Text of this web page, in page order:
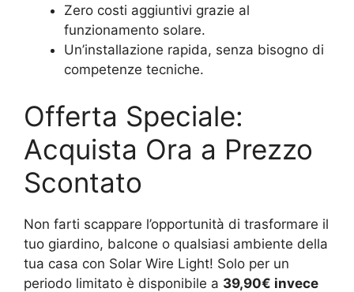
Zero costi aggiuntivi grazie al
funzionamento solare.
Un’installazione rapida, senza bisogno di
competenze tecniche.
Offerta Speciale:
Acquista Ora a Prezzo
Scontato
Non farti scappare l’opportunità di trasformare il
tuo giardino, balcone o qualsiasi ambiente della
tua casa con Solar Wire Light! Solo per un
periodo limitato è disponibile a 39,90€ invece